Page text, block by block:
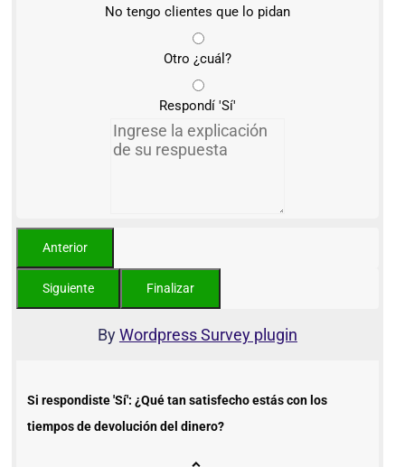
No tengo clientes que lo pidan
Otro ¿cuál?
Respondí 'Sí'
ByWordpress Survey plugin
Si respondiste 'Sí': ¿Qué tan satisfecho estás con los
tiempos de devolución del dinero?